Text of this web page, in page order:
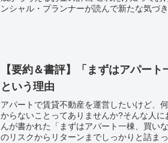
ンシャル・プランナーが読んで新たな気づ
【要約＆書評】「まずはアパート
という理由
アパートで賃貸不動産を運営したいけど、
からないことってありませんか?そんな人に
んが書かれた「まずはアパート一棟、買い
のリスクからリターンまでしっかりと詰まっ